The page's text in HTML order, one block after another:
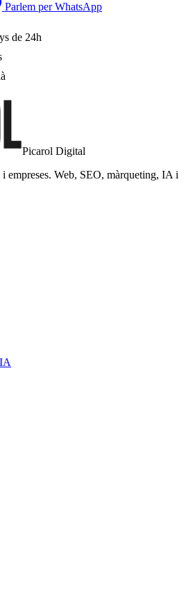
Parlem per WhatsApp
de 24h
Picarol Digital
empreses. Web, SEO, màrqueting, IA i